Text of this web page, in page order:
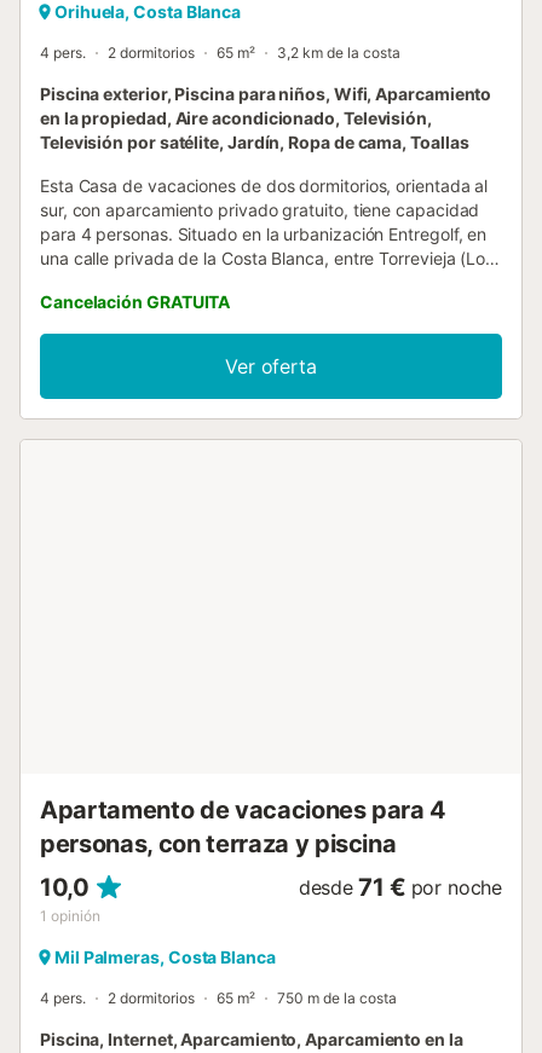
Orihuela, Costa Blanca
4 pers. 2 dormitorios 65 m² 3,2 km de la costa
Piscina exterior, Piscina para niños, Wifi, Aparcamiento
en la propiedad, Aire acondicionado, Televisión,
Televisión por satélite, Jardín, Ropa de cama, Toallas
Esta Casa de vacaciones de dos dormitorios, orientada al
sur, con aparcamiento privado gratuito, tiene capacidad
para 4 personas. Situado en la urbanización Entregolf, en
una calle privada de la Costa Blanca, entre Torrevieja (Los
con un gran solarium privado en la azotea con una mesa
de comedor, sillas, tumbonas, sombrilla, barbacoa y vistas
panorámicas. En la planta baja hay una terraza soleada
durante todo el día con una gran mesa y sillas para comer.
El Apartamento vacacional consta de un salón, una cocina
Cancelación GRATUITA
Ver oferta
Apartamento de vacaciones para 4
personas, con terraza y piscina
10,0
1 opinión
desde 71 € por noche
Mil Palmeras, Costa Blanca
4 pers. 2 dormitorios 65 m² 750 m de la costa
Piscina, Internet, Aparcamiento, Aparcamiento en la